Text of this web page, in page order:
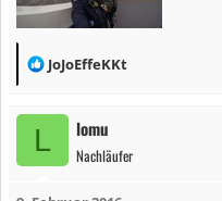
R
a
JoJoEffeKKt
L lomu
Nachläufer